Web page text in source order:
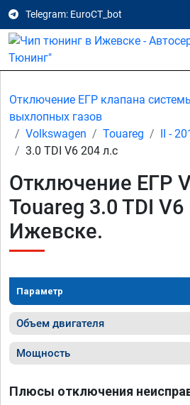
Telegram: EuroCT_bot
Отключение ЕГР клапана
выхлопных газов
Volkswagen
Touareg II -
3.0 TDI V6 204 л.с
Отключение ЕГР
Touareg 3.0 TDI
Ижевске.
Параметр
Объем двигателя
Мощность
Плюсы отключения